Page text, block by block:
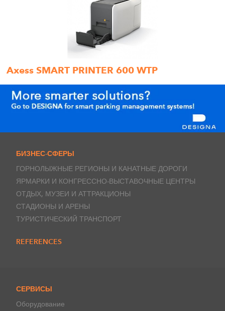
Axess SMART PRINTER 600 WTP
БИЗНЕС-СФЕРЫ
ГОРНОЛЫЖНЫЕ РЕГИОНЫ И КАНАТНЫЕ ДОРОГИ
ЯРМАРКИ И КОНГРЕССНО-ВЫСТАВОЧНЫЕ ЦЕНТРЫ
ОТДЫХ, МУЗЕИ И АТТРАКЦИОНЫ
СТАДИОНЫ И АРЕНЫ
ТУРИСТИЧЕСКИЙ ТРАНСПОРТ
REFERENCES
СЕРВИСЫ
Оборудование